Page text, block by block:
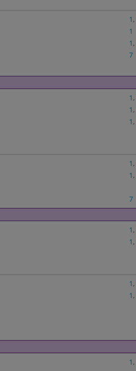
1 ,
1
1 ,
7
1 ,
1 ,
1 ,
1 ,
1 ,
7
1 ,
1 ,
1 ,
1 ,
1 ,